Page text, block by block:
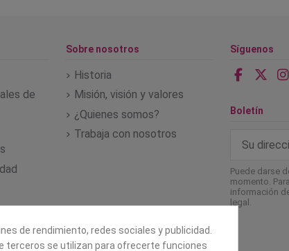
de
Sobre nosotros
Historia
Misión, visión y valores
¿Quienes somos?
Trabaja con nosotros
Síguenos
Boletín
Puede darse
momento.
información
legal.
de rendimiento, redes sociales y publicidad.
terceros se utilizan para ofrecerte funciones